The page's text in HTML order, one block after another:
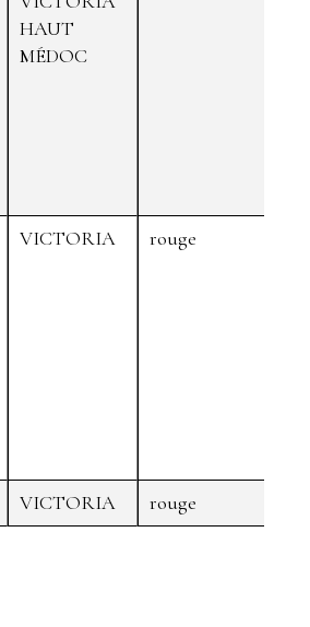
HAUT
MÉDOC
VICTORIA rouge
VICTORIA rouge